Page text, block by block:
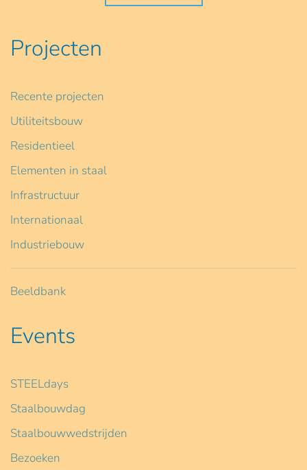
Projecten
Recente projecten
Utiliteitsbouw
Residentieel
Elementen in staal
Infrastructuur
Internationaal
Industriebouw
Beeldbank
Events
STEELdays
Staalbouwdag
Staalbouwwedstrijden
Bezoeken